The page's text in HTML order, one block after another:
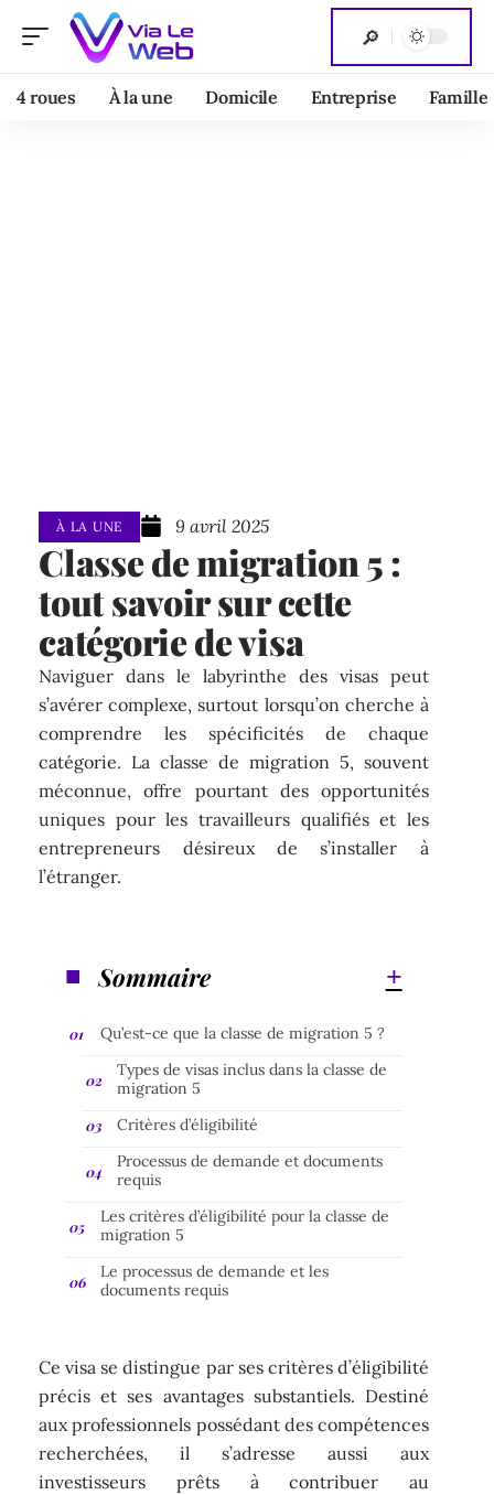
4 roues À la une Domicile Entreprise Famille
À LA UNE 9 avril 2025
Classe de migration 5 :
tout savoir sur cette
catégorie de visa
Naviguer dans le labyrinthe des visas peut
s’avérer complexe, surtout lorsqu’on cherche à
comprendre les spécificités de chaque
catégorie. La classe de migration 5, souvent
méconnue, offre pourtant des opportunités
uniques pour les travailleurs qualifiés et les
entrepreneurs désireux de s’installer à
l’étranger.
Sommaire
Qu’est-ce que la classe de migration 5 ?
Types de visas inclus dans la classe de
migration 5
Critères d’éligibilité
Processus de demande et documents
requis
Les critères d’éligibilité pour la classe de
migration 5
Le processus de demande et les
documents requis
Ce visa se distingue par ses critères d’éligibilité
précis et ses avantages substantiels. Destiné
aux professionnels possédant des compétences
recherchées, il s’adresse aussi aux
investisseurs prêts à contribuer au